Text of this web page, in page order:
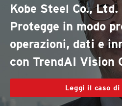
Kobe Steel Co., Ltd.
Protegge in modo
operazioni, dati e
con TrendAI Vision
Leggi il caso di